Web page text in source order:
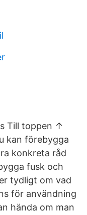
Till toppen ↑
kan förebygga
konkreta råd
fusk och
tydligt om vad
för användning
hända om man